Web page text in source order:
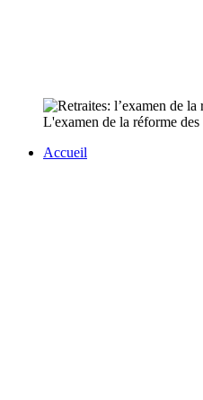
L'examen de la réforme
Accueil